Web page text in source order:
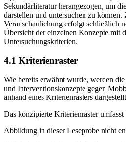
Sekundärliteratur herangezogen, um
darstellen und untersuchen zu können.
Veranschaulichung erfolgt schließlich
Übersicht der einzelnen Konzepte mit
Untersuchungskriterien.
4.1 Kriterienraster
Wie bereits erwähnt wurde, werden
und Interventionskonzepte gegen
anhand eines Kriterienrasters
Das konzipierte Kriterienraster
Abbildung in dieser Leseprobe nicht